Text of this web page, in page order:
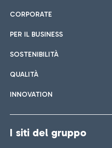
CORPORATE
PER IL BUSINESS
SOSTENIBILITÀ
QUALITÀ
INNOVATION
I siti del gruppo